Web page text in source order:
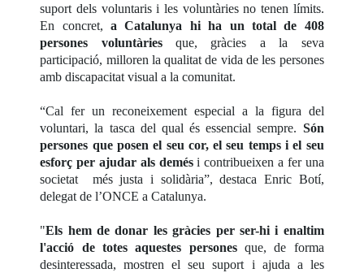
suport dels voluntaris i les voluntàries no tenen límits.
En concret,a Catalunya hi ha un total de 408
persones voluntàriesque, gràcies a la seva
participació, milloren la qualitat de vida de les persones
amb discapacitat visual a la comunitat.
“Cal fer un reconeixement especial a la figura del
voluntari, la tasca del qual és essencial sempre. Són
persones que posen el seu cor, el seu temps i el seu
esforç per ajudar als demési contribueixen a fer una
societat més justa i solidària”, destaca Enric Botí,
delegat de l’ONCE a Catalunya.
"Els hem de donar les gràcies per ser-hi i enaltim
l'acció de totes aquestes personesque, de forma
desinteressada, mostren el seu suport i ajuda a les